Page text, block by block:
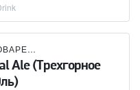
МОСКОВСКАЯ ПИВОВАРЕННАЯ КОМПАНИЯ (МПК)
Ale (Трехгорное